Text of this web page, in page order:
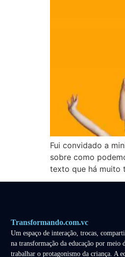
Fui convidado a
sobre como
texto que há muito
Transformando.com.vc
Um espaço de interação, trocas,
na transformação da educação por
trabalhar o protagonismo da criança. A